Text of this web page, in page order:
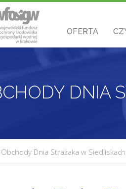
OFERTA
DNIA
Obchody Dnia Strażaka w Siedliskach